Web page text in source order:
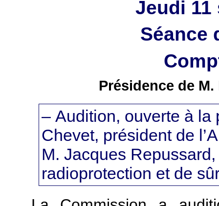
Jeudi 11
Séance
Présidence de
– Audition, ouverte à la
Chevet, président de
M. Jacques
radioprotection et de